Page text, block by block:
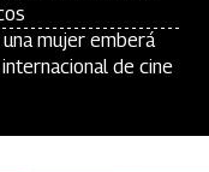
mujer emberá
de cine